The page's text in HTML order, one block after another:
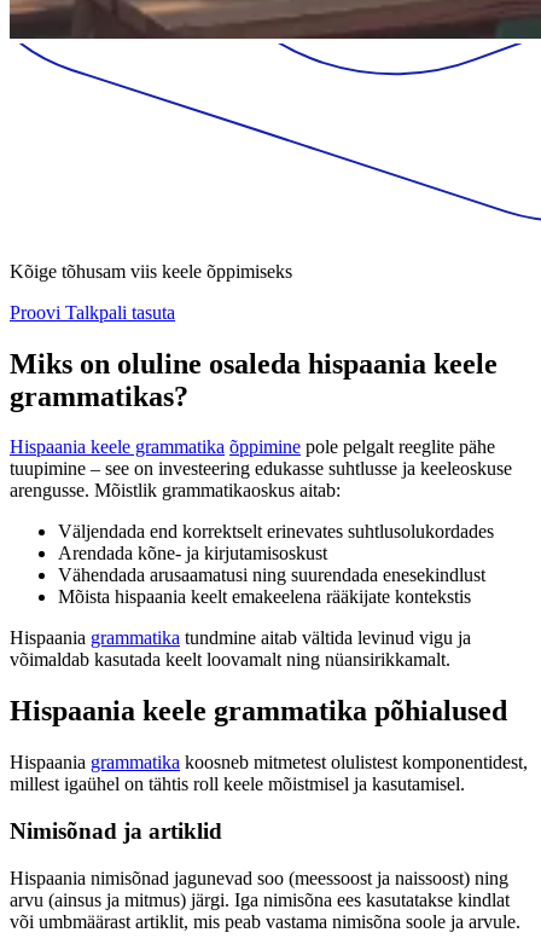
Kõige tõhusam viis keele õppimiseks
Proovi Talkpali tasuta
Miks on oluline osaleda hispaania keele
grammatikas?
Hispaania keele grammatika õppimine pole pelgalt reeglite pähe
tuupimine – see on investeering edukasse suhtlusse ja keeleoskuse
arengusse. Mõistlik grammatikaoskus aitab:
Väljendada end korrektselt erinevates suhtlusolukordades
Arendada kõne- ja kirjutamisoskust
Vähendada arusaamatusi ning suurendada enesekindlust
Mõista hispaania keelt emakeelena rääkijate kontekstis
Hispaania grammatika tundmine aitab vältida levinud vigu ja
võimaldab kasutada keelt loovamalt ning nüansirikkamalt.
Hispaania keele grammatika põhialused
Hispaania grammatika koosneb mitmetest olulistest komponentidest,
millest igaühel on tähtis roll keele mõistmisel ja kasutamisel.
Nimisõnad ja artiklid
Hispaania nimisõnad jagunevad soo (meessoost ja naissoost) ning
arvu (ainsus ja mitmus) järgi. Iga nimisõna ees kasutatakse kindlat
või umbmäärast artiklit, mis peab vastama nimisõna soole ja arvule.